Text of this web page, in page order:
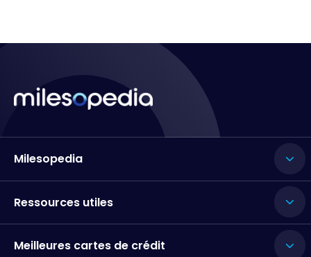
Milesopedia
Ressources utiles
Meilleures cartes de crédit